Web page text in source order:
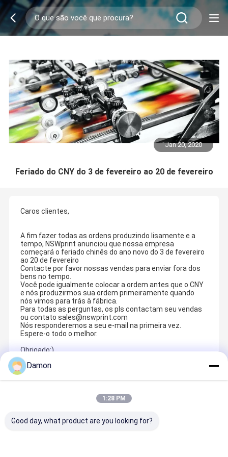
Jan 20, 2020
Feriado do CNY do 3 de fevereiro ao 20 de fevereiro
Caros clientes,
A fim fazer todas as ordens produzindo lisamente e a
tempo, NSWprint anunciou que nossa empresa
começará o feriado chinês do ano novo do 3 de fevereiro
ao 20 de fevereiro
Contacte por favor nossas vendas para enviar fora dos
bens no tempo.
Você pode igualmente colocar a ordem antes que o CNY
e nós produzirmos sua ordem primeiramente quando
nós vimos para trás à fábrica.
Para todas as perguntas, os pls contactam seu vendas
ou contato sales@nswprint.com
Nós responderemos a seu e-mail na primeira vez.
Espere-o todo o melhor.
Obrigado:)
Recommended Products
Damon
1:28 PM
Good day, what product are you looking for?